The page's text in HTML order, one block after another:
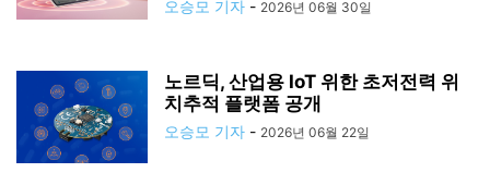
오승모 기자 - 2026년 06월 30일
노르딕, 산업용 IoT 위한 초저전력 위
치추적 플랫폼 공개
오승모 기자 - 2026년 06월 22일